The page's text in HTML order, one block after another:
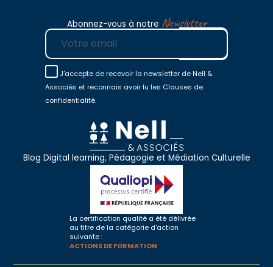
Abonnez-vous à notre Newsletter
E-mail
J'accepte de recevoir la newsletter de Nell &
Associés et reconnais avoir lu les Clauses de
confidentialité.
Blog Digital learning, Pédagogie et Médiation Culturelle
La certification qualité a été délivrée
au titre de la catégorie d'action
suivante :
ACTIONS DE FORMATION